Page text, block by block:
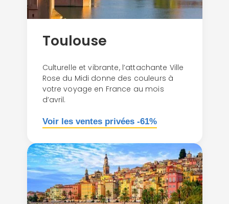
Toulouse
Culturelle et vibrante, l’attachante Ville
Rose du Midi donne des couleurs à
votre voyage en France au mois
d’avril.
Voir les ventes privées -61%